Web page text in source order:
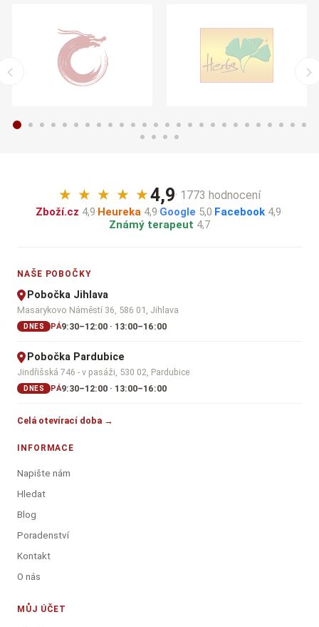
★ ★ ★ ★ ★4,9· 1773 hodnocení
Zboží.cz 4,9·Heureka 4,9·Google 5,0·Facebook 4,9·
Známý terapeut 4,7
NAŠE POBOČKY
Pobočka Jihlava
Masarykovo Náměstí 36, 586 01, Jihlava
DNES PÁ9:30–12:00 · 13:00–16:00
Pobočka Pardubice
Jindřišská 746 - v pasáži, 530 02, Pardubice
DNES PÁ9:30–12:00 · 13:00–16:00
Celá otevírací doba →
INFORMACE
Napište nám
Hledat
Blog
Poradenství
Kontakt
O nás
MŮJ ÚČET